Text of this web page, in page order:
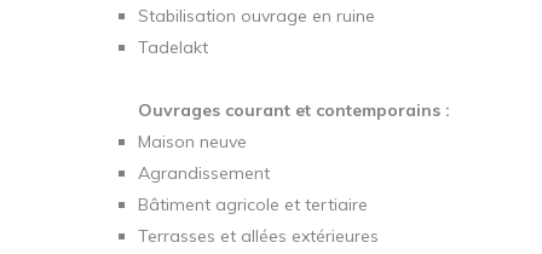
Stabilisation ouvrage en ruine
Tadelakt
Ouvrages courant et contemporains :
Maison neuve
Agrandissement
Bâtiment agricole et tertiaire
Terrasses et allées extérieures